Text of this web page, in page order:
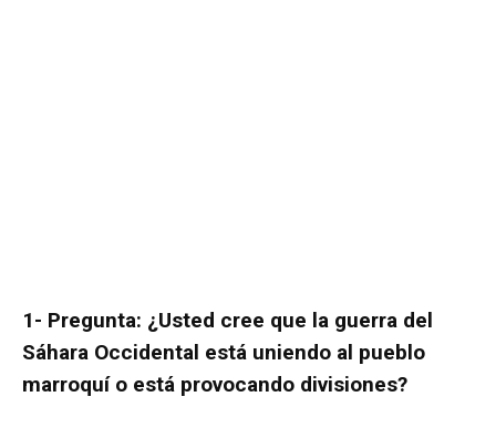
1- Pregunta: ¿Usted cree que la guerra del
Sáhara Occidental está uniendo al pueblo
marroquí o está provocando divisiones?